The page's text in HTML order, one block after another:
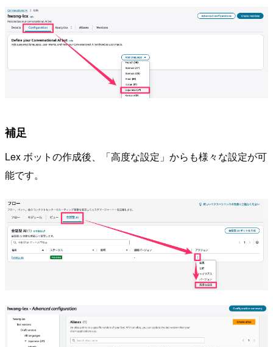
補足
Lex ボットの作成後、「高度な設定」からも様々な設定が可
能です。